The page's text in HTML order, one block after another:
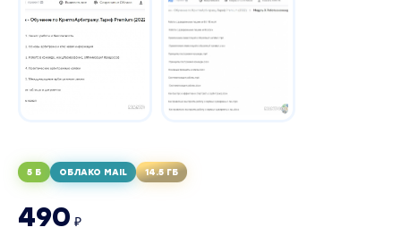
5 Б ОБЛАКО MAIL 14.5 ГБ
490 ₽